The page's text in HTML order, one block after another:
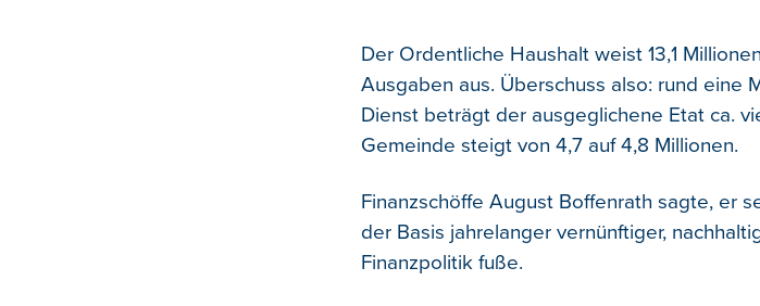
Der Ordentliche Haushalt weist 13,1
Ausgaben aus. Überschuss also: rund eine
Dienst beträgt der ausgeglichene Etat ca.
Gemeinde steigt von 4,7 auf 4,8 Millionen.
Finanzschöffe August Boffenrath sagte, er
der Basis jahrelanger vernünftiger,
Finanzpolitik fuße.